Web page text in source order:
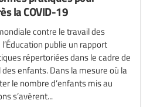
la COVID-19
contre le travail des
publie un rapport
répertoriées dans le cadre de
enfants. Dans la mesure où la
le nombre d’enfants mis au
s’avèrent...